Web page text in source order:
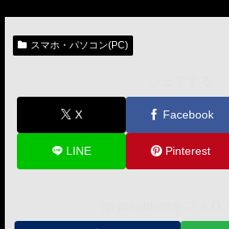
スマホ・パソコン(PC)
X Facebook
LINE Pinterest